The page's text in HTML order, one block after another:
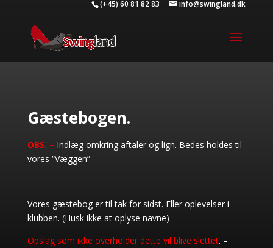
(+45) 60 81 82 83 info@swingland.dk
Gæstebogen.
OBS. – Indlæg omkring aftaler og lign. Bedes holdes til
vores “Væggen”
Vores gæstebog er til tak for sidst. Eller oplevelser i
klubben. (Husk ikke at oplyse navne)
Opslag som ikke overholder dette vil blive slettet. –